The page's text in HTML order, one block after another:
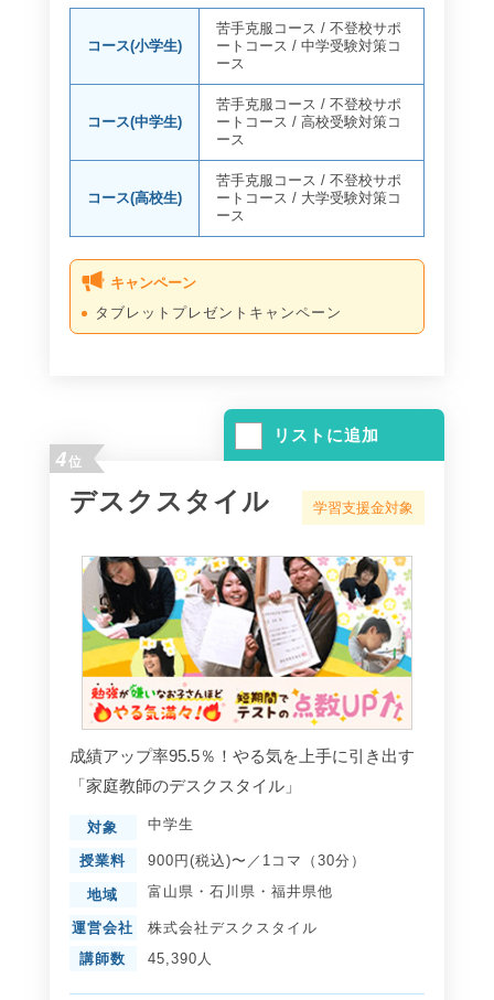
コース(小学生)
苦手克服コース /不登校サポ
ートコース /中学受験対策コ
ース
コース(中学生)
苦手克服コース /不登校サポ
ートコース /高校受験対策コ
ース
コース(高校生)
苦手克服コース /不登校サポ
ートコース /大学受験対策コ
ース
キャンペーン
タブレットプレゼントキャンペーン
リストに追加
4位
デスクスタイル 学習支援金対象
成績アップ率95.5％！やる気を上手に引き出す
「家庭教師のデスクスタイル」
対象 中学生
授業料 900円(税込)〜／1コマ（30分）
地域 富山県 ・ 石川県 ・ 福井県他
運営会社
株式会社デスクスタイル
講師数
45,390人